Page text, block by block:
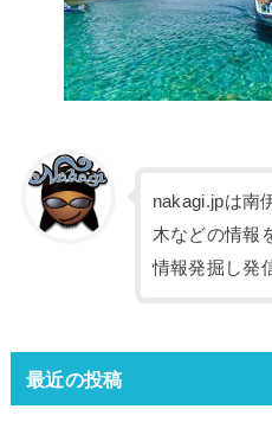
nakagi.jpは南
木などの情報
情報発掘し発
最近の投稿